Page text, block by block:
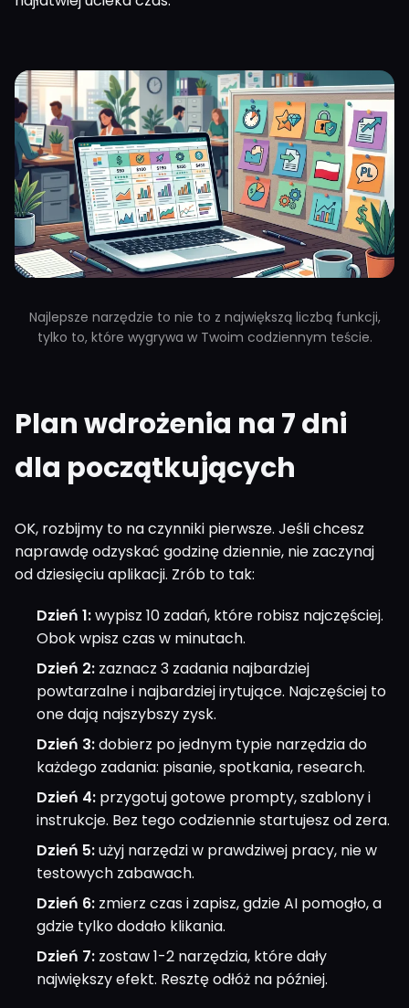
Najlepsze narzędzie to nie to z największą liczbą funkcji,
tylko to, które wygrywa w Twoim codziennym teście.
Plan wdrożenia na 7 dni
dla początkujących
OK, rozbijmy to na czynniki pierwsze. Jeśli chcesz
naprawdę odzyskać godzinę dziennie, nie zaczynaj
od dziesięciu aplikacji. Zrób to tak:
Dzień 1:wypisz 10 zadań, które robisz najczęściej.
Obok wpisz czas w minutach.
Dzień 2: zaznacz 3 zadania najbardziej
powtarzalne i najbardziej irytujące. Najczęściej to
one dają najszybszy zysk.
Dzień 3:dobierz po jednym typie narzędzia do
każdego zadania: pisanie, spotkania, research.
Dzień 4: przygotuj gotowe prompty, szablony i
instrukcje. Bez tego codziennie startujesz od zera.
Dzień 5:użyj narzędzi w prawdziwej pracy, nie w
testowych zabawach.
Dzień 6: zmierz czas i zapisz, gdzie AI pomogło, a
gdzie tylko dodało klikania.
Dzień 7: zostaw 1-2 narzędzia, które dały
największy efekt. Resztę odłóż na później.